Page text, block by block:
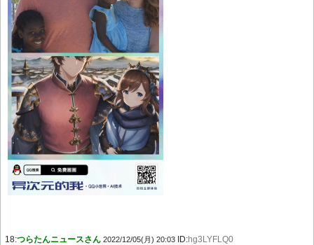
18:つらたんニュースさん 2022/12/05(月) 20:03 ID:hg3LYFLQ0